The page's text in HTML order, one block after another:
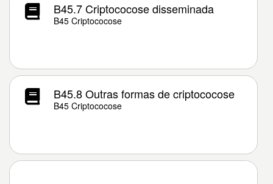
B45.7 Criptococose disseminada
B45 Criptococose
B45.8 Outras formas de criptococose
B45 Criptococose